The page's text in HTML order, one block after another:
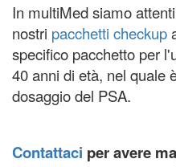
In multiMed siamo
nostri pacchetti checkup
specifico pacchetto per
40 anni di età, nel quale
dosaggio del PSA.
Contattaci per avere